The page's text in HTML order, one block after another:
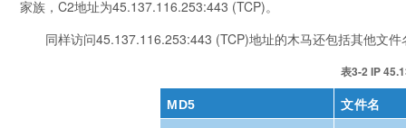
家族，C2地址为45.137.116.253:443 (TCP)。
同样访问45.137.116.253:443 (TCP)地址的木马还包括其他文
表3-2 IP
MD5 文件名